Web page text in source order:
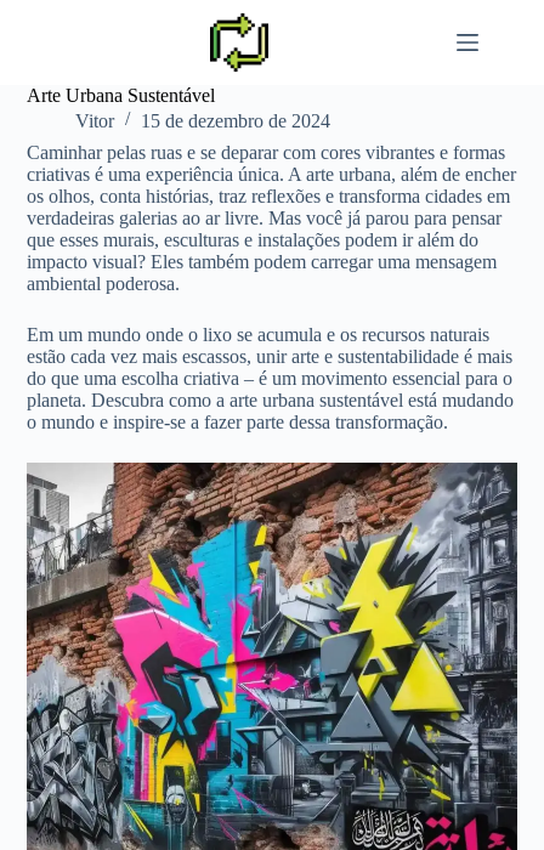
Arte Urbana Sustentável
Vitor
15 de dezembro de 2024
Caminhar pelas ruas e se deparar com cores vibrantes e formas
criativas é uma experiência única. A arte urbana, além de encher
os olhos, conta histórias, traz reflexões e transforma cidades em
verdadeiras galerias ao ar livre. Mas você já parou para pensar
que esses murais, esculturas e instalações podem ir além do
impacto visual? Eles também podem carregar uma mensagem
ambiental poderosa.
Em um mundo onde o lixo se acumula e os recursos naturais
estão cada vez mais escassos, unir arte e sustentabilidade é mais
do que uma escolha criativa – é um movimento essencial para o
planeta. Descubra como a arte urbana sustentável está mudando
o mundo e inspire-se a fazer parte dessa transformação.